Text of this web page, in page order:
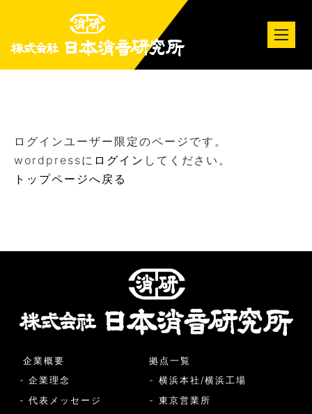
ログインユーザー限定のページです。
wordpressに ログイン してください。
トップページへ戻る
企業概要
- 企業理念
- 代表メッセージ
拠点一覧
- 横浜本社/横浜工場
- 東京営業所